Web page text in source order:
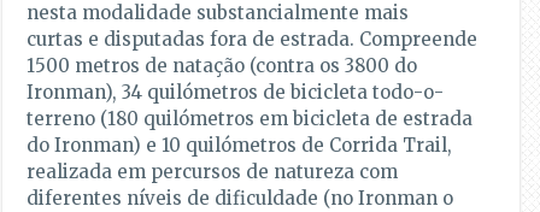
nesta modalidade substancialmente mais
curtas e disputadas fora de estrada. Compreende
1500 metros de natação (contra os 3800 do
Ironman), 34 quilómetros de bicicleta todo-o-
terreno (180 quilómetros em bicicleta de estrada
do Ironman) e 10 quilómetros de Corrida Trail,
realizada em percursos de natureza com
diferentes níveis de dificuldade (no Ironman o